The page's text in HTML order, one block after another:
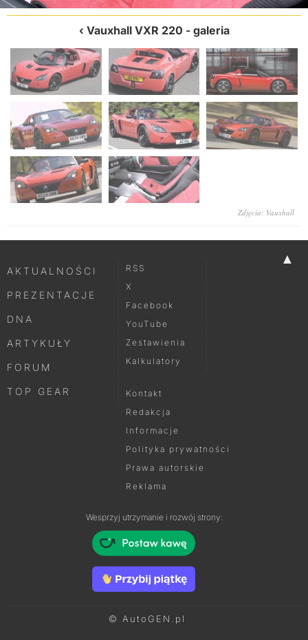
Vauxhall VXR 220 - galeria
Zdjęcia: Vauxhall
▲
AKTUALNOŚCI
PREZENTACJE
DNA
ARTYKUŁY
FORUM
TOP GEAR
RSS
X
Facebook
YouTube
Zestawienia
Kalkulatory
Kontakt
Redakcja
Informacje
Polityka prywatności
Prawa autorskie
Reklama
Wesprzyj utrzymanie i rozwój strony:
© AutoGEN.pl